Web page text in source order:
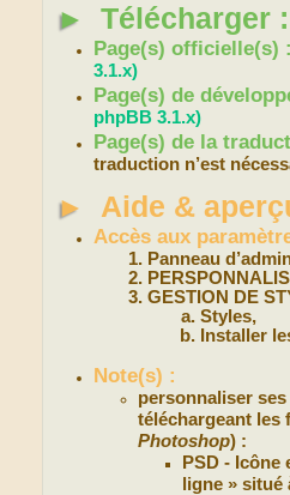
► Télécharger :
Page(s) officielle(s) :
3.1.x)
Page(s) de
phpBB 3.1.x)
Page(s) de la
traduction n’est
► Aide &
Accès aux
Panneau
GESTION DE
Styles,
Installer
Note(s) :
personnaliser
téléchargeant les
Photoshop) :
PSD - Icône
ligne »